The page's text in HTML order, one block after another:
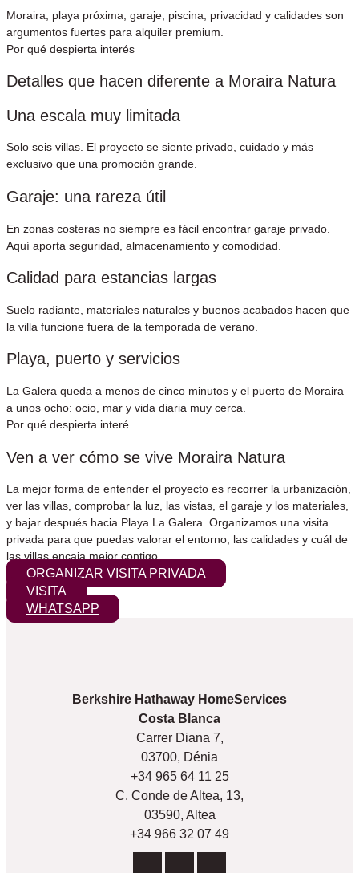
Moraira, playa próxima, garaje, piscina, privacidad y calidades son
argumentos fuertes para alquiler premium.
Por qué despierta interés
Detalles que hacen diferente a Moraira Natura
Una escala muy limitada
Solo seis villas. El proyecto se siente privado, cuidado y más
exclusivo que una promoción grande.
Garaje: una rareza útil
En zonas costeras no siempre es fácil encontrar garaje privado.
Aquí aporta seguridad, almacenamiento y comodidad.
Calidad para estancias largas
Suelo radiante, materiales naturales y buenos acabados hacen que
la villa funcione fuera de la temporada de verano.
Playa, puerto y servicios
La Galera queda a menos de cinco minutos y el puerto de Moraira
a unos ocho: ocio, mar y vida diaria muy cerca.
Por qué despierta interé
Ven a ver cómo se vive Moraira Natura
La mejor forma de entender el proyecto es recorrer la urbanización,
ver las villas, comprobar la luz, las vistas, el garaje y los materiales,
y bajar después hacia Playa La Galera. Organizamos una visita
privada para que puedas valorar el entorno, las calidades y cuál de
las villas encaja mejor contigo.
ORGANIZAR VISITA PRIVADA
VISITA
WHATSAPP
Berkshire Hathaway HomeServices
Costa Blanca
Carrer Diana 7,
03700, Dénia
+34 965 64 11 25
C. Conde de Altea, 13,
03590, Altea
+34 966 32 07 49